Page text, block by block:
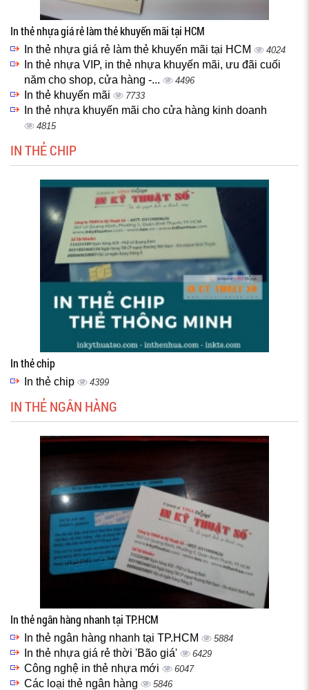
In thẻ nhựa giá rẻ làm thẻ khuyến mãi tại HCM
In thẻ nhựa giá rẻ làm thẻ khuyến mãi tại HCM 4024
In thẻ nhựa VIP, in thẻ nhựa khuyến mãi, ưu đãi cuối
năm cho shop, cửa hàng -...
4496
In thẻ khuyến mãi 7733
In thẻ nhựa khuyến mãi cho cửa hàng kinh doanh
4815
IN THẺ CHIP
In thẻ chip
In thẻ chip 4399
IN THẺ NGÂN HÀNG
In thẻ ngân hàng nhanh tại TP.HCM
In thẻ ngân hàng nhanh tại TP.HCM 5884
In thẻ nhựa giá rẻ thời 'Bão giá' 6429
Công nghệ in thẻ nhựa mới 6047
Các loại thẻ ngân hàng 5846